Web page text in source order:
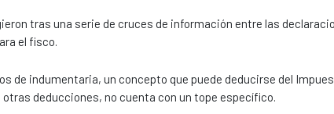
tras una serie de cruces de información entre las
el fisco.
indumentaria, un concepto que puede deducirse del
deducciones, no cuenta con un tope específico.